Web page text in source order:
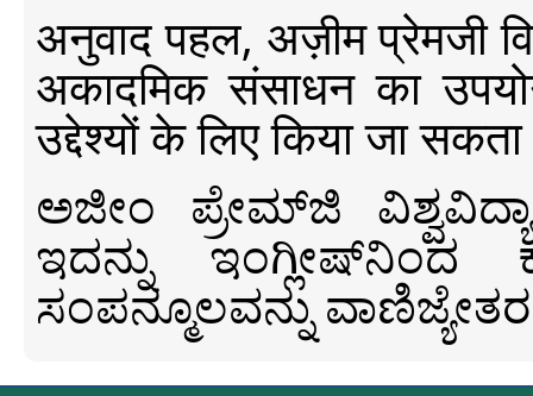
अनुवाद पहल, अज़ीम प्रेमजी
अकादमिक संसाधन का
उद्देश्यों के लिए किया जा
ಅಜೀಂ ಪ್ರೇಮ್‍ಜಿ
ಇದನ್ನು ಇಂಗ್ಲೀಷ್‍ನಿಂದ
ಸಂಪನ್ಮೂಲವನ್ನು